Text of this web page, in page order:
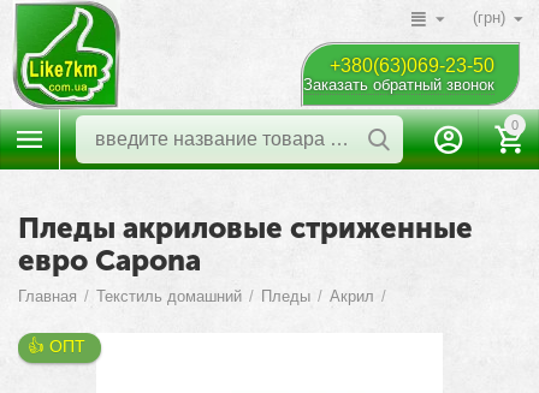
(грн)
+380(63)069-23-50
Заказать обратный звонок
0
Пледы акриловые стриженные
евро Capona
Главная / Текстиль домашний / Пледы / Акрил /
👍 ОПТ